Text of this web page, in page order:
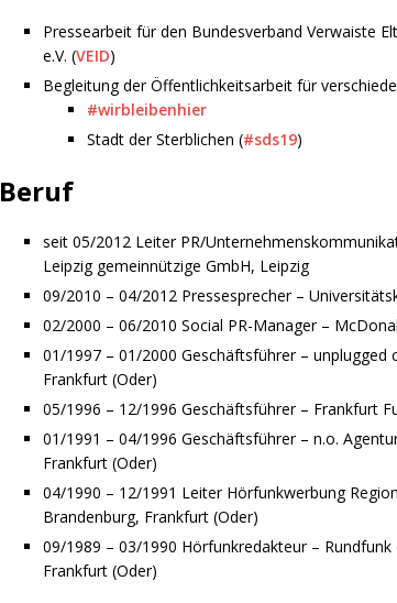
Pressearbeit für den Bundesverband Verwaiste
e.V. (VEID)
Begleitung der Öffentlichkeitsarbeit für
#wirbleibenhier
Stadt der Sterblichen (#sds19)
Beruf
seit 05/2012 Leiter PR/
Leipzig gemeinnützige GmbH, Leipzig
09/2010 – 04/2012 Pressesprecher –
02/2000 – 06/2010 Social PR-Manager –
01/1997 – 01/2000 Geschäftsführer –
Frankfurt (Oder)
05/1996 – 12/1996 Geschäftsführer – Frankfurt
01/1991 – 04/1996 Geschäftsführer – n.o.
Frankfurt (Oder)
04/1990 – 12/1991 Leiter Hörfunkwerbung
Brandenburg, Frankfurt (Oder)
09/1989 – 03/1990 Hörfunkredakteur –
Frankfurt (Oder)